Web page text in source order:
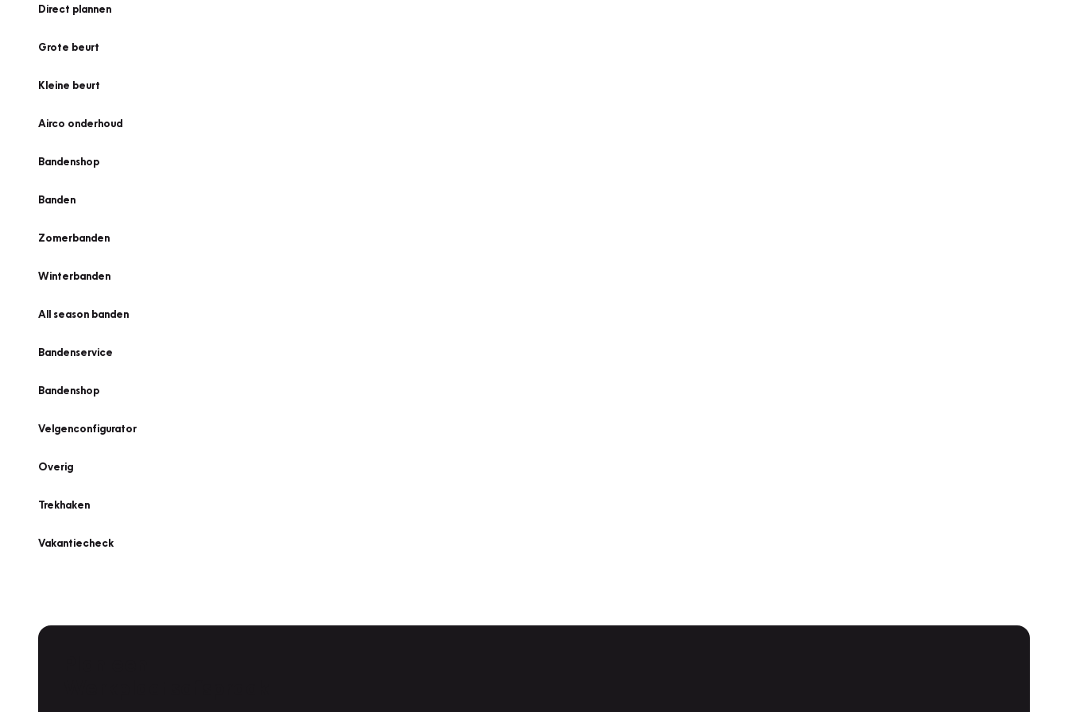
Direct plannen
Grote beurt
Kleine beurt
Airco onderhoud
Bandenshop
Banden
Zomerbanden
Winterbanden
All season banden
Bandenservice
Bandenshop
Velgenconfigurator
Overig
Trekhaken
Vakantiecheck